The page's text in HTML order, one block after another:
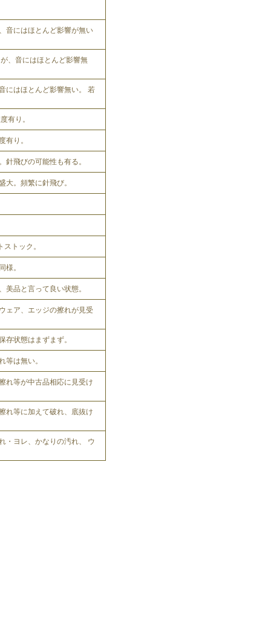
音にはほとんど影響が無い
、音にはほとんど影響無
にはほとんど影響無い。 若
有り。
有り。
針飛びの可能性も有る。
大。頻繁に針飛び。
トック。
様。
美品と言って良い状態。
ェア、エッジの擦れが見受
存状態はまずまず。
等は無い。
れ等が中古品相応に見受け
れ等に加えて破れ、底抜け
・ヨレ、かなりの汚れ、 ウ